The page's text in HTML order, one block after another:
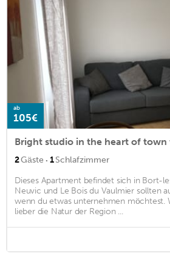
ab
105€
Bright studio in the heart of town
2Gäste · 1Schlafzimmer
Dieses Apartment befindet sich in Bort-
Neuvic und Le Bois du Vaulmier sollten
wenn du etwas unternehmen möchtest.
lieber die Natur der Region ...